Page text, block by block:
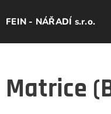
FEIN - NÁŘADÍ s.r.o.
Matrice